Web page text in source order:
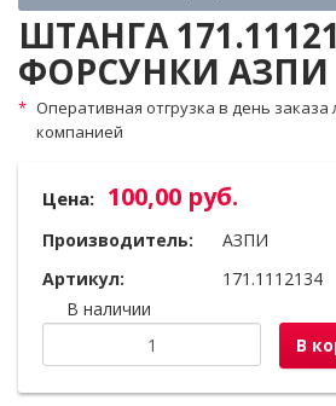
ШТАНГА
ФОРСУНКИ АЗПИ
Оперативная отгрузка в день
компанией
Цена: 100,00 руб.
Производитель:
АЗПИ
Артикул:
171.1112134
В наличии
В